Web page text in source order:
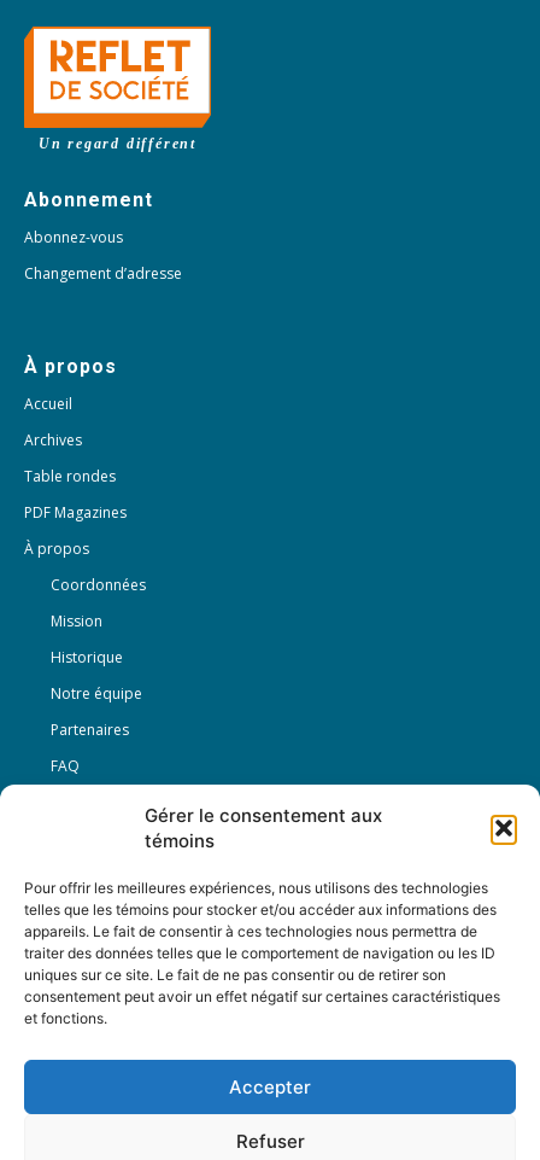
Gérer le consentement aux
témoins
Pour offrir les meilleures expériences, nous utilisons des technologies
telles que les témoins pour stocker et/ou accéder aux informations des
appareils. Le fait de consentir à ces technologies nous permettra de
traiter des données telles que le comportement de navigation ou les ID
uniques sur ce site. Le fait de ne pas consentir ou de retirer son
consentement peut avoir un effet négatif sur certaines caractéristiques
et fonctions.
Accepter
Refuser
Un regard différent
Abonnement
Abonnez-vous
Changement d’adresse
À propos
Accueil
Archives
Table rondes
PDF Magazines
À propos
Coordonnées
Mission
Historique
Notre équipe
Partenaires
FAQ
Conditions générales
Nous Suivre
Contactez-nous :
12-3894 rue Sainte-Catherine Est,